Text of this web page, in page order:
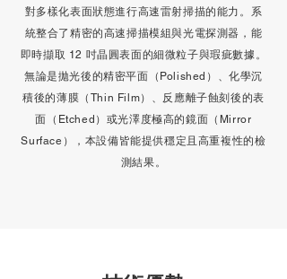
對多樣化表面狀態進行高速雷射掃描的能力。系
統整合了精密的高速掃描模組與光電探測器，能
即時擷取 12 吋晶圓表面的細微粒子與瑕疵數據。
無論是拋光後的精密平面（Polished）、化學沉
積後的薄膜（Thin Film）、反應離子蝕刻後的表
面（Etched）或光澤度極高的鏡面（Mirror
Surface），本設備皆能提供穩定且高重複性的檢
測結果。